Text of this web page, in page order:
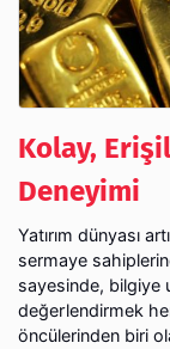
Kolay,
Deneyimi
Yatırım dünyası
sermaye
sayesinde, bilgiye
değerlendirmek
öncülerinden biri